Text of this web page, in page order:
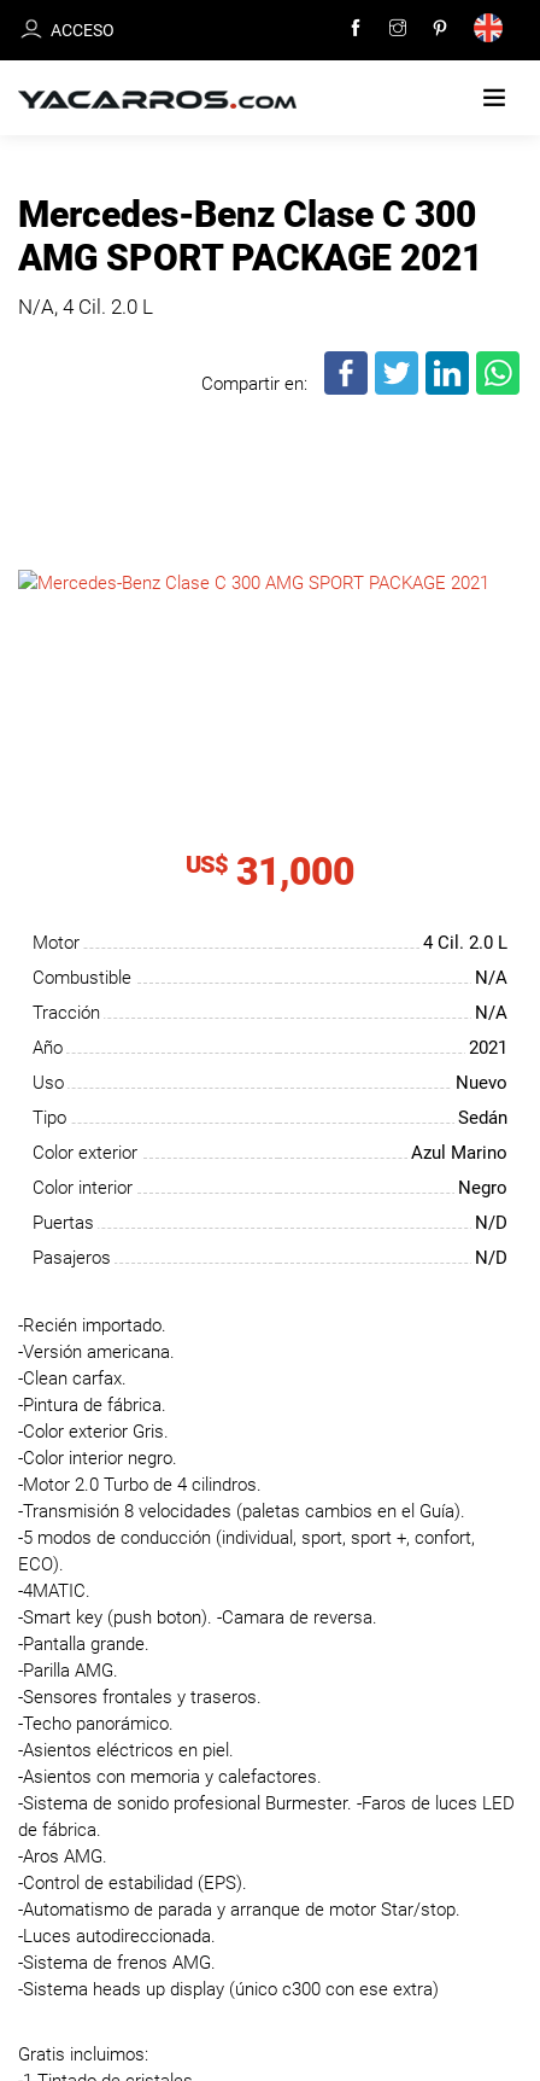
ACCESO
CARROS
EN
VENTA
Mercedes-Benz Clase C 300
AMG SPORT PACKAGE 2021
N/A, 4 Cil. 2.0 L
Compartir en:
US$ 31,000
Motor 4 Cil. 2.0 L
Combustible
N/A
Tracción
N/A
Año
2021
Uso
Nuevo
Tipo
Sedán
Color exterior
Azul Marino
Color interior
Negro
Puertas
N/D
Pasajeros
N/D
-Recién importado.
-Versión americana.
-Clean carfax.
-Pintura de fábrica.
-Color exterior Gris.
-Color interior negro.
-Motor 2.0 Turbo de 4 cilindros.
-Transmisión 8 velocidades (paletas cambios en el Guía).
-5 modos de conducción (individual, sport, sport +, confort,
ECO).
-4MATIC.
-Smart key (push boton). -Camara de reversa.
-Pantalla grande.
-Parilla AMG.
-Sensores frontales y traseros.
-Techo panorámico.
-Asientos eléctricos en piel.
-Asientos con memoria y calefactores.
-Sistema de sonido profesional Burmester. -Faros de luces LED
de fábrica.
-Aros AMG.
-Control de estabilidad (EPS).
-Automatismo de parada y arranque de motor Star/stop.
-Luces autodireccionada.
-Sistema de frenos AMG.
-Sistema heads up display (único c300 con ese extra)
Gratis incluimos: